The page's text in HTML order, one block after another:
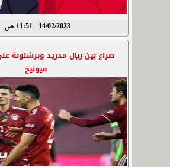
14/02/2023 - 11:51 ص
صراع بين ريال مدريد وبرشلونة
ميونيخ